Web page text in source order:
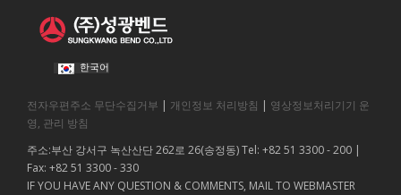
한국어
전자우편주소 무단수집거부 | 개인정보 처리방침 | 영상정보처리기기 운
영, 관리 방침
주소:부산 강서구 녹산산단 262로 26(송정동) Tel: +82 51 3300 - 200 |
Fax: +82 51 3300 - 330
IF YOU HAVE ANY QUESTION & COMMENTS, MAIL TO WEBMASTER